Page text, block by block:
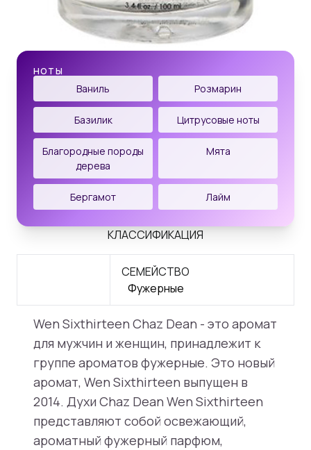
НОТЫ
Ваниль Розмарин
Базилик Цитрусовые ноты
Благородные породы
дерева
Мята
Бергамот Лайм
КЛАССИФИКАЦИЯ
СЕМЕЙСТВО
Фужерные
Wen Sixthirteen Chaz Dean - это аромат
для мужчин и женщин, принадлежит к
группе ароматов фужерные. Это новый
аромат, Wen Sixthirteen выпущен в
2014. Духи Chaz Dean Wen Sixthirteen
представляют собой освежающий,
ароматный фужерный парфюм,